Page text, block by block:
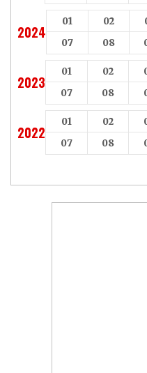
2024
01 02
07
08
2023
01 02
07
08
2022
01 02
07
08